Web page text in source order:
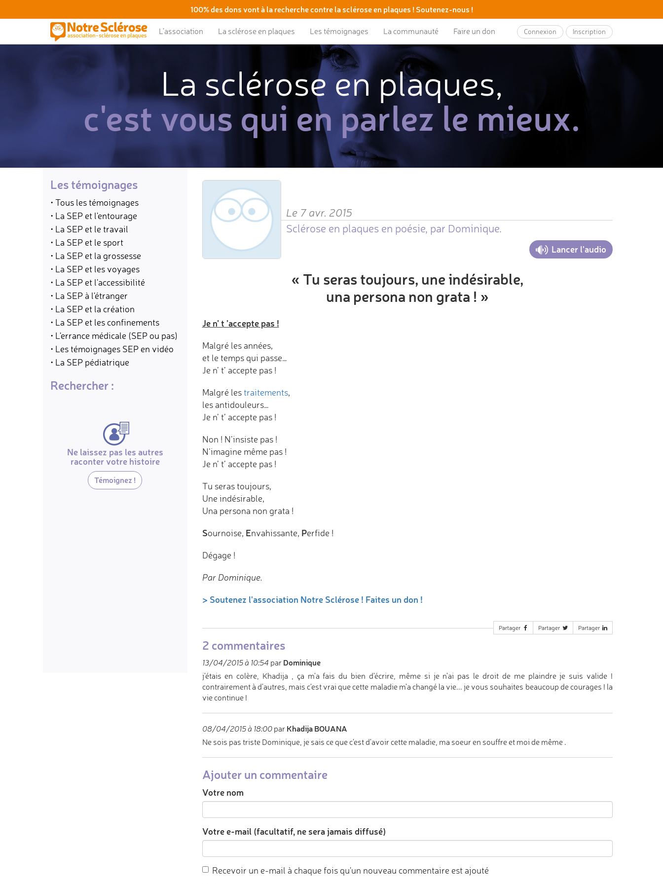
100% des dons vont à la recherche contre la sclérose en plaques ! Soutenez-nous !
L’association La sclérose en plaques Les témoignages La communauté Faire un don Connexion Inscription
La sclérose en plaques,
c'est vous qui en parlez le mieux.
Les témoignages
• Tous les témoignages
• La SEP et l'entourage
• La SEP et le travail
• La SEP et le sport
• La SEP et la grossesse
• La SEP et les voyages
• La SEP et l'accessibilité
• La SEP à l'étranger
• La SEP et la création
• La SEP et les confinements
• L'errance médicale (SEP ou pas)
• Les témoignages SEP en vidéo
• La SEP pédiatrique
Rechercher :
Ne laissez pas les autres
raconter votre histoire
Témoignez !
Le 7 avr. 2015
Sclérose en plaques en poésie, par Dominique.
Lancer l'audio
« Tu seras toujours, une indésirable,
una persona non grata ! »
Je n’ t ’accepte pas !
Malgré les années,
et le temps qui passe…
Je n’ t’ accepte pas !
Malgré les traitements,
les antidouleurs…
Je n’ t’ accepte pas !
Non ! N’insiste pas !
N’imagine même pas !
Je n’ t’ accepte pas !
Tu seras toujours,
Une indésirable,
Una persona non grata !
Sournoise, Envahissante, Perfide !
Dégage !
Par Dominique.
> Soutenez l'association Notre Sclérose ! Faites un don !
Partager Partager Partager
2 commentaires
13/04/2015 à 10:54 par Dominique
j'étais en colère, Khadija , ça m'a fais du bien d'écrire, même si je n'ai pas le droit de me plaindre je suis valide !
contrairement à d'autres, mais c'est vrai que cette maladie m'a changé la vie... je vous souhaites beaucoup de courages ! la
vie continue !
08/04/2015 à 18:00par Khadija BOUANA
Ne sois pas triste Dominique, je sais ce que c'est d'avoir cette maladie, ma soeur en souffre et moi de même .
Ajouter un commentaire
Votre nom
Votre e-mail (facultatif, ne sera jamais diffusé)
Recevoir un e-mail à chaque fois qu'un nouveau commentaire est ajouté